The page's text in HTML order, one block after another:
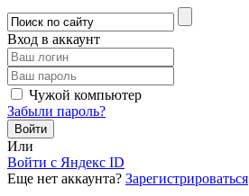
Вход в аккаунт
Чужой компьютер
Забыли пароль?
Или
Войти c Яндекс ID
Еще нет аккаунта? Зарегистрироваться